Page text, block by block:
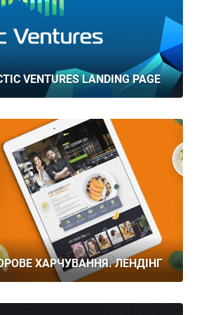
VENTURES LANDING PAGE
ХАРЧУВАННЯ. ЛЕНДІНГ